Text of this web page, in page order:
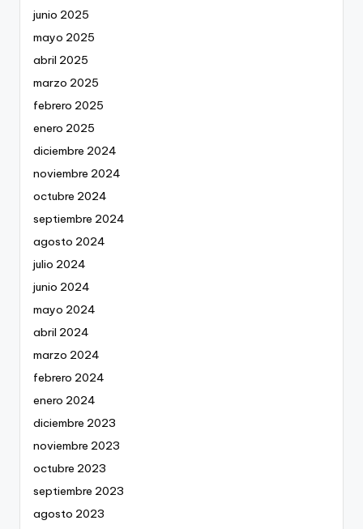
junio 2025
mayo 2025
abril 2025
marzo 2025
febrero 2025
enero 2025
diciembre 2024
noviembre 2024
octubre 2024
septiembre 2024
agosto 2024
julio 2024
junio 2024
mayo 2024
abril 2024
marzo 2024
febrero 2024
enero 2024
diciembre 2023
noviembre 2023
octubre 2023
septiembre 2023
agosto 2023